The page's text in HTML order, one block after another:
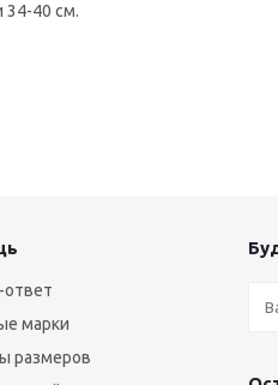
34-40 см.
ответ
марки
размеров